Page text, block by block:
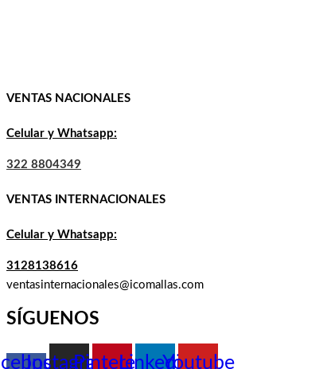
VENTAS NACIONALES
Celular y Whatsapp:
322 8804349
VENTAS INTERNACIONALES
Celular y Whatsapp:
3128138616
ventasinternacionales@icomallas.com
SÍGUENOS
InstagramPinterestLinkedinYoutube